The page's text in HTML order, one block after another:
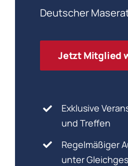
Deutscher
Jetzt Mitglied
Exklusive
und Treffen
Regelmäßiger
unter